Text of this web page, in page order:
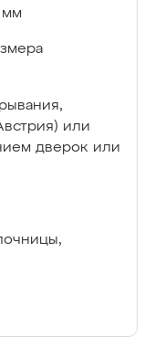
мм
или
дверок или